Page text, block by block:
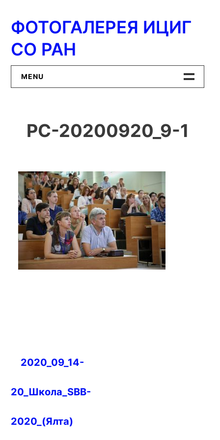
содержимому
ФОТОГАЛЕРЕЯ ИЦИГ
СО РАН
MENU
ИЦиГ СО РАН
PC-20200920_9-1
Навигация
записям
2020_09_14-
20_Школа_SBB-
2020_(Ялта)